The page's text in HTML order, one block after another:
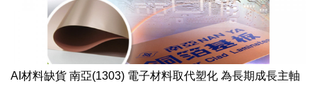
AI材料缺貨 南亞(1303) 電子材料取代塑化 為長期成長主軸